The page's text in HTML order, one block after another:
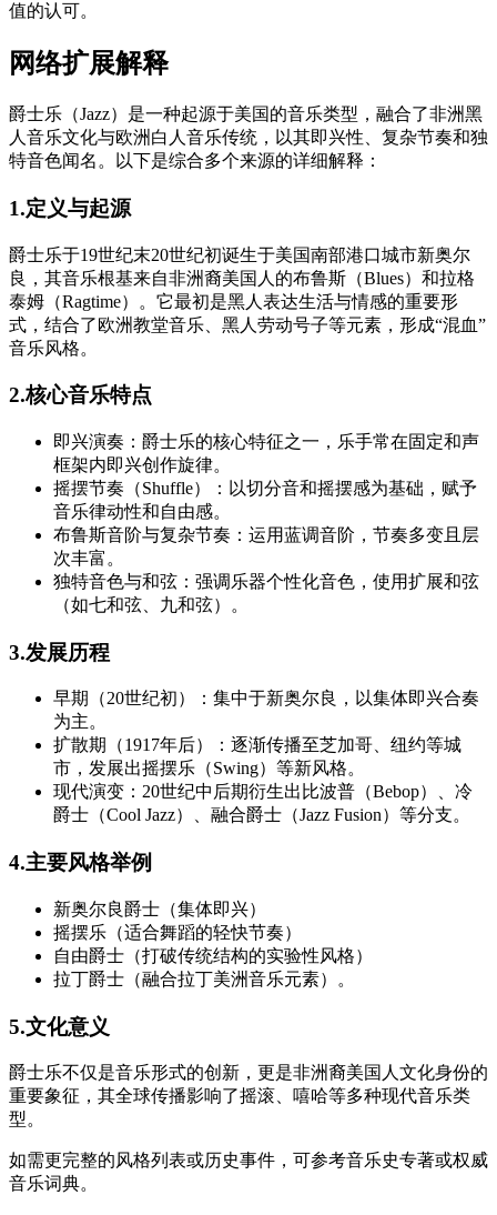
值的认可。
网络扩展解释
爵士乐（Jazz）是一种起源于美国的音乐类型，融合了非洲黑
人音乐文化与欧洲白人音乐传统，以其即兴性、复杂节奏和独
特音色闻名。以下是综合多个来源的详细解释：
1.定义与起源
爵士乐于19世纪末20世纪初诞生于美国南部港口城市新奥尔
良，其音乐根基来自非洲裔美国人的布鲁斯（Blues）和拉格
泰姆（Ragtime）。它最初是黑人表达生活与情感的重要形
式，结合了欧洲教堂音乐、黑人劳动号子等元素，形成“混血”
音乐风格。
2.核心音乐特点
即兴演奏：爵士乐的核心特征之一，乐手常在固定和声
框架内即兴创作旋律。
摇摆节奏（Shuffle）：以切分音和摇摆感为基础，赋予
音乐律动性和自由感。
布鲁斯音阶与复杂节奏：运用蓝调音阶，节奏多变且层
次丰富。
独特音色与和弦：强调乐器个性化音色，使用扩展和弦
（如七和弦、九和弦）。
3.发展历程
早期（20世纪初）：集中于新奥尔良，以集体即兴合奏
为主。
扩散期（1917年后）：逐渐传播至芝加哥、纽约等城
市，发展出摇摆乐（Swing）等新风格。
现代演变：20世纪中后期衍生出比波普（Bebop）、冷
爵士（Cool Jazz）、融合爵士（Jazz Fusion）等分支。
4.主要风格举例
新奥尔良爵士（集体即兴）
摇摆乐（适合舞蹈的轻快节奏）
自由爵士（打破传统结构的实验性风格）
拉丁爵士（融合拉丁美洲音乐元素）。
5.文化意义
爵士乐不仅是音乐形式的创新，更是非洲裔美国人文化身份的
重要象征，其全球传播影响了摇滚、嘻哈等多种现代音乐类
型。
如需更完整的风格列表或历史事件，可参考音乐史专著或权威
音乐词典。